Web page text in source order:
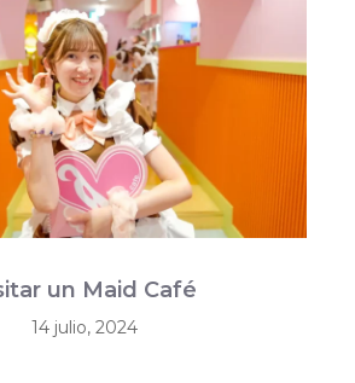
un Maid Café
14 julio, 2024